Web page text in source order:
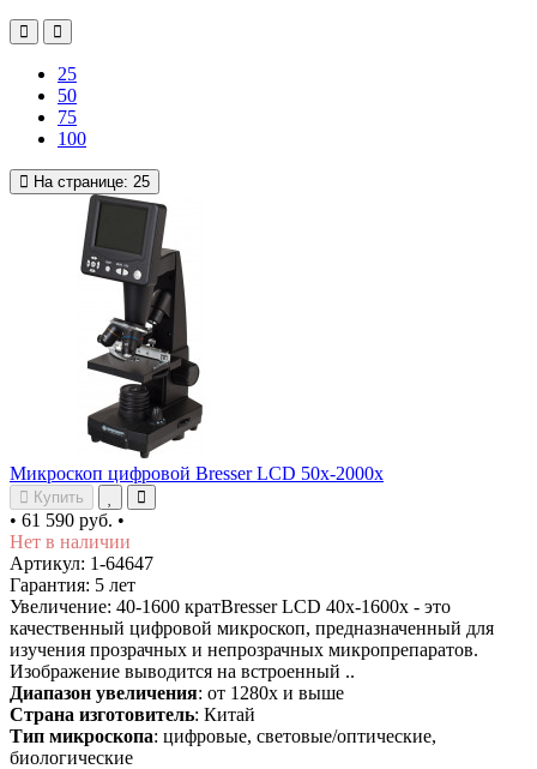
25
50
75
100
На странице: 25
Микроскоп цифровой Bresser LCD 50x-2000x
Купить
• 61 590 руб. •
Нет в наличии
Артикул: 1-64647
Гарантия: 5 лет
Увеличение: 40-1600 кратBresser LCD 40x-1600x - это
качественный цифровой микроскоп, предназначенный для
изучения прозрачных и непрозрачных микропрепаратов.
Изображение выводится на встроенный ..
Диапазон увеличения: от 1280х и выше
Страна изготовитель: Китай
Тип микроскопа: цифровые, световые/оптические,
биологические